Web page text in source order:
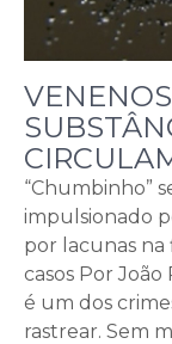
“Chumbinho”
impulsionado
por lacunas na
casos Por
é um dos
rastrear. Sem